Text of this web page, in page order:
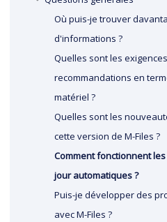
Où puis-je trouver
d'informations ?
Quelles sont les
recommandations en
matériel ?
Quelles sont les
cette version de M-Files ?
Comment fonctionnent
jour automatiques ?
Puis-je développer des
avecM-Files ?